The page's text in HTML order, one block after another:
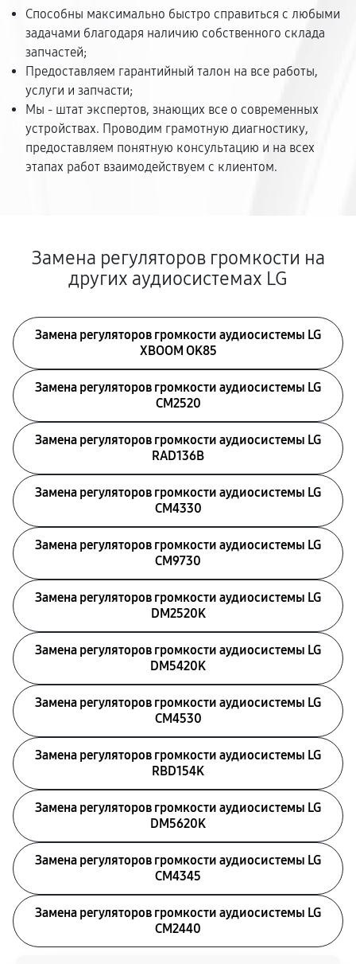
Способны максимально быстро справиться с любыми
задачами благодаря наличию собственного склада
запчастей;
Предоставляем гарантийный талон на все работы,
услуги и запчасти;
Мы - штат экспертов, знающих все о современных
устройствах. Проводим грамотную диагностику,
предоставляем понятную консультацию и на всех
этапах работ взаимодействуем с клиентом.
Замена регуляторов громкости на
других аудиосистемах LG
Замена регуляторов громкости аудиосистемы LG
XBOOM OK85
Замена регуляторов громкости аудиосистемы LG
CM2520
Замена регуляторов громкости аудиосистемы LG
RAD136B
Замена регуляторов громкости аудиосистемы LG
CM4330
Замена регуляторов громкости аудиосистемы LG
CM9730
Замена регуляторов громкости аудиосистемы LG
DM2520K
Замена регуляторов громкости аудиосистемы LG
DM5420K
Замена регуляторов громкости аудиосистемы LG
CM4530
Замена регуляторов громкости аудиосистемы LG
RBD154K
Замена регуляторов громкости аудиосистемы LG
DM5620K
Замена регуляторов громкости аудиосистемы LG
CM4345
Замена регуляторов громкости аудиосистемы LG
CM2440